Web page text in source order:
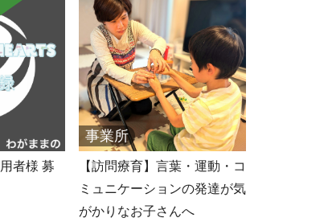
者様 募
事業所
【訪問療育】言葉・運動・コ
ミュニケーションの発達が気
がかりなお子さんへ